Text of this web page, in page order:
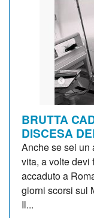
BRUTTA
DISCESA
Anche se sei un
vita, a volte devi
accaduto a
giorni scorsi sul
Il...